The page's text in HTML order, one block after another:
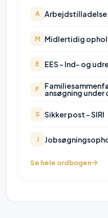
A Arbejdstilladelse
M Midlertidig
E EES - Ind- og
F ansøgning under
S Sikker post - SIRI
J
Se hele ordbogen